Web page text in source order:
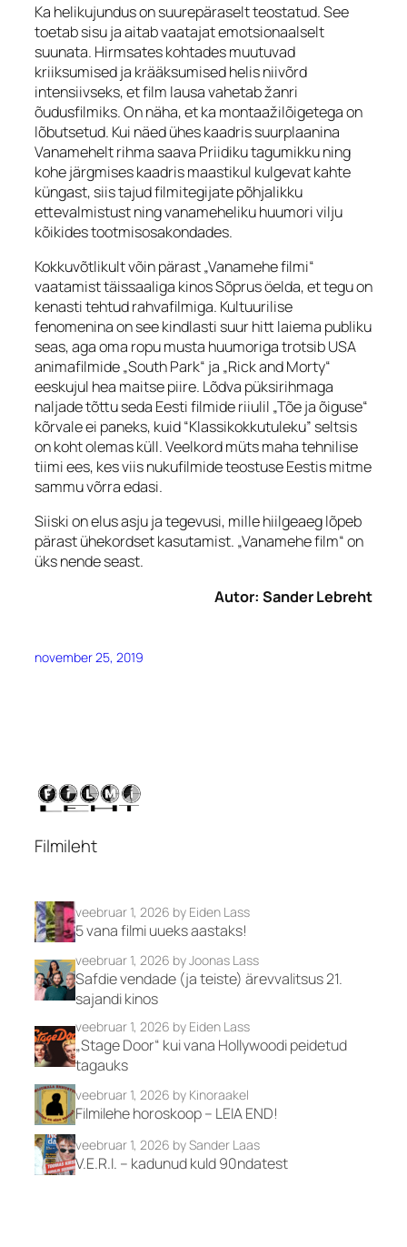
Ka helikujundus on suurepäraselt teostatud. See
toetab sisu ja aitab vaatajat emotsionaalselt
suunata. Hirmsates kohtades muutuvad
kriiksumised ja krääksumised helis niivõrd
intensiivseks, et film lausa vahetab žanri
õudusfilmiks. On näha, et ka montaažilõigetega on
lõbutsetud. Kui näed ühes kaadris suurplaanina
Vanamehelt rihma saava Priidiku tagumikku ning
kohe järgmises kaadris maastikul kulgevat kahte
küngast, siis tajud filmitegijate põhjalikku
ettevalmistust ning vanameheliku huumori vilju
kõikides tootmisosakondades.
Kokkuvõtlikult võin pärast „Vanamehe filmi“
vaatamist täissaaliga kinos Sõprus öelda, et tegu on
kenasti tehtud rahvafilmiga. Kultuurilise
fenomenina on see kindlasti suur hitt laiema publiku
seas, aga oma ropu musta huumoriga trotsib USA
animafilmide „South Park“ ja „Rick and Morty“
eeskujul hea maitse piire. Lõdva püksirihmaga
naljade tõttu seda Eesti filmide riiulil „Tõe ja õiguse“
kõrvale ei paneks, kuid “Klassikokkutuleku” seltsis
on koht olemas küll. Veelkord müts maha tehnilise
tiimi ees, kes viis nukufilmide teostuse Eestis mitme
sammu võrra edasi.
Siiski on elus asju ja tegevusi, mille hiilgeaeg lõpeb
pärast ühekordset kasutamist. „Vanamehe film“ on
üks nende seast.
Autor: Sander Lebreht
november 25, 2019
Filmileht
veebruar 1, 2026 by Eiden Lass
5 vana filmi uueks aastaks!
veebruar 1, 2026 by Joonas Lass
Safdie vendade (ja teiste) ärevvalitsus 21.
sajandi kinos
veebruar 1, 2026 by Eiden Lass
„Stage Door“ kui vana Hollywoodi peidetud
tagauks
veebruar 1, 2026 by Kinoraakel
Filmilehe horoskoop – LEIA END!
veebruar 1, 2026 by Sander Laas
V.E.R.I. – kadunud kuld 90ndatest